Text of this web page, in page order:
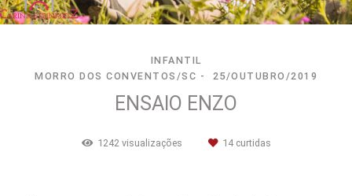
INFANTIL
MORRO DOS CONVENTOS/SC
25/OUTUBRO/2019
ENSAIO ENZO
1242 visualizações 14curtidas